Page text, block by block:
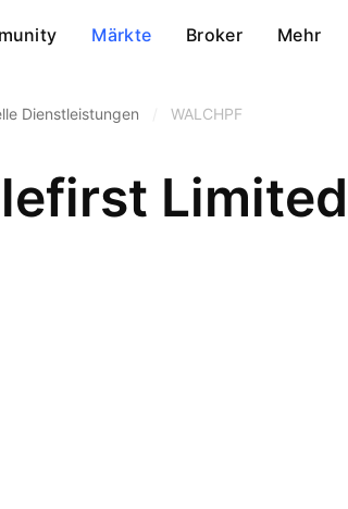
Märkte Broker Mehr
Dienstleistungen WALCHPF
Limited